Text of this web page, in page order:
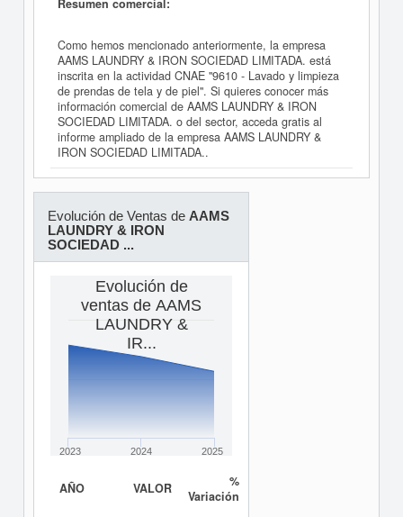
Como hemos mencionado anteriormente, la empresa
AAMS LAUNDRY & IRON SOCIEDAD LIMITADA. está
inscrita en la actividad CNAE "9610 - Lavado y limpieza
de prendas de tela y de piel". Si quieres conocer más
información comercial de AAMS LAUNDRY & IRON
SOCIEDAD LIMITADA. o del sector, acceda gratis al
informe ampliado de la empresa AAMS LAUNDRY &
IRON SOCIEDAD LIMITADA..
Evolución de Ventas de AAMS
LAUNDRY & IRON
SOCIEDAD ...
Evolución de
ventas de AAMS
LAUNDRY &
IR...
2023 2024 2025
AÑO VALOR
%
Variación